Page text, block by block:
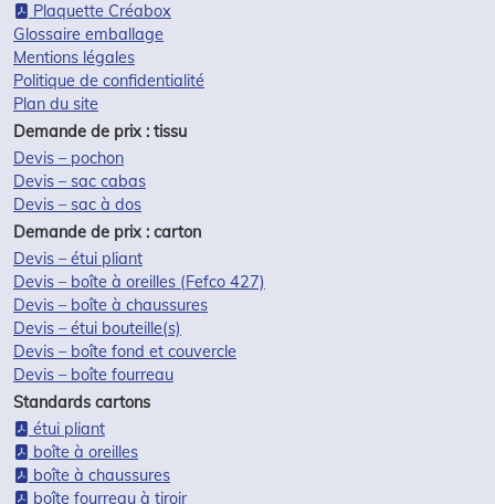
Plaquette Créabox
Glossaire emballage
Mentions légales
Politique de confidentialité
Plan du site
Demande de prix : tissu
Devis – pochon
Devis – sac cabas
Devis – sac à dos
Demande de prix : carton
Devis – étui pliant
Devis – boîte à oreilles (Fefco 427)
Devis – boîte à chaussures
Devis – étui bouteille(s)
Devis – boîte fond et couvercle
Devis – boîte fourreau
Standards cartons
étui pliant
boîte à oreilles
boîte à chaussures
boîte fourreau à tiroir